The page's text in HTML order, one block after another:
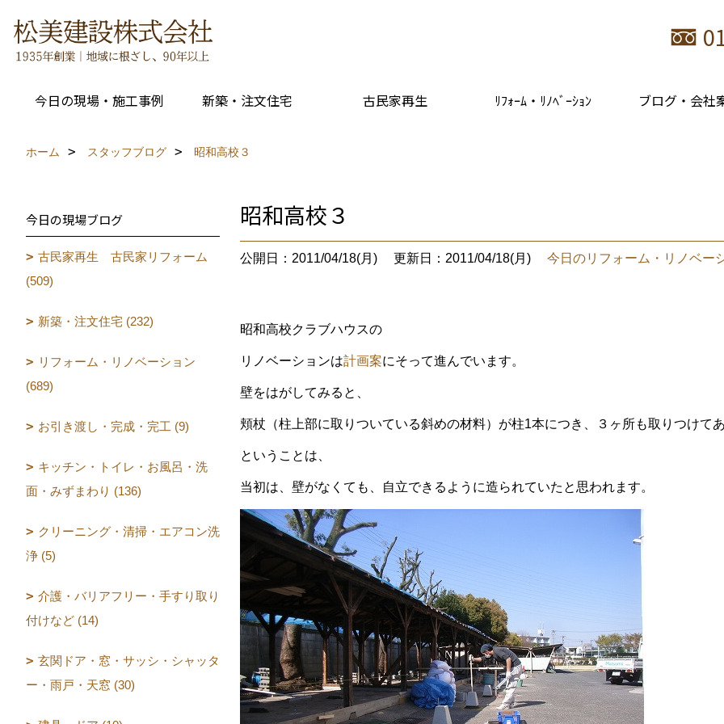
今日の現場・施工事例 新築・注文住宅 古民家再生 ﾘﾌｫｰﾑ・ﾘﾉﾍﾞｰｼｮﾝ ブログ・会社
ホーム スタッフブログ 昭和高校３
昭和高校３
公開日：2011/04/18(月) 更新日：2011/04/18(月) 今日のリフォーム・リノベー
昭和高校クラブハウスの
リノベーションは計画案にそって進んでいます。
壁をはがしてみると、
頬杖（柱上部に取りついている斜めの材料）が柱1本につき、３ヶ所も取りつけてあ
ということは、
当初は、壁がなくても、自立できるように造られていたと思われます。
今日の現場ブログ
古民家再生 古民家リフォーム
(509)
新築・注文住宅 (232)
リフォーム・リノベーション
(689)
お引き渡し・完成・完工 (9)
キッチン・トイレ・お風呂・洗
面・みずまわり (136)
クリーニング・清掃・エアコン洗
浄 (5)
介護・バリアフリー・手すり取り
付けなど (14)
玄関ドア・窓・サッシ・シャッタ
ー・雨戸・天窓 (30)